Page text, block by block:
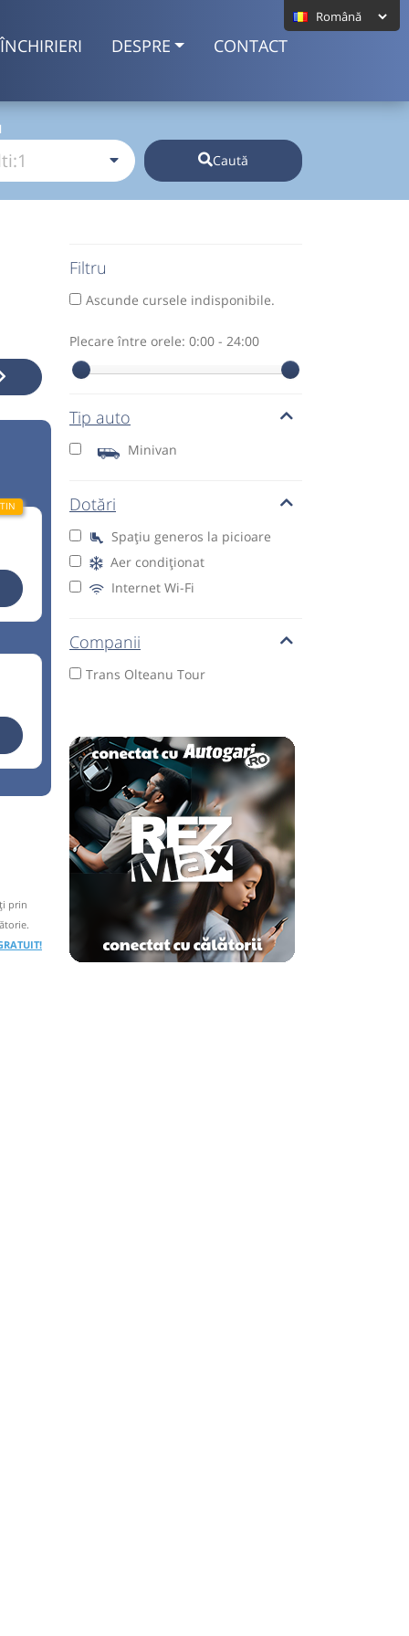
ÎNCHIRIERI DESPRE CONTACT
Caută
Filtru
Ascunde cursele indisponibile.
Plecare între orele: 0:00 - 24:00
Tip auto
Minivan
Dotări
Spațiu generos la picioare
Aer condiționat
Internet Wi-Fi
Companii
Trans Olteanu Tour
prin